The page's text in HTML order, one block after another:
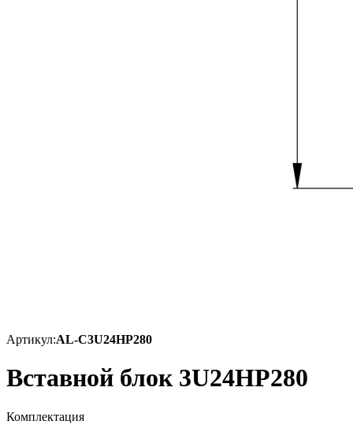
Артикул:AL-C3U24HP280
Вставной блок 3U24HP280
Комплектация